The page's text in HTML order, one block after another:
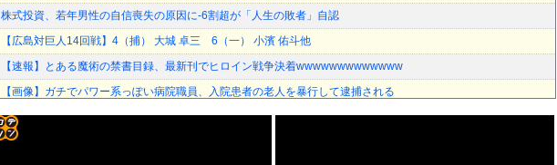
株式投資、若年男性の自信喪失の原因に-6割超が「人生の敗者」自認
【広島対巨人14回戦】4（捕） 大城 卓三 6（一） 小濱 佑斗他
【速報】とある魔術の禁書目録、最新刊でヒロイン戦争決着wwwwwwwwwwwww
【画像】ガチでパワー系っぽい病院職員、入院患者の老人を暴行して逮捕される
「もう二度と使わないからな」と某カーシェアの広告を信じた人が絶叫、船が遅れたからバス...
24歳無職女、中学の同級生だった男性にストーカーして逮捕 全く親しくないのに20回以...